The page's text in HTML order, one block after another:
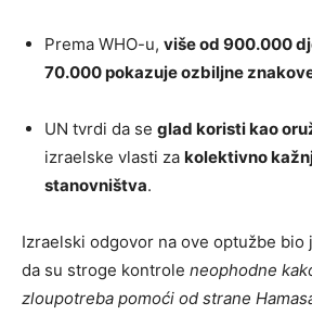
Prema WHO-u, više od 900.000
70.000 pokazuje ozbiljne
UN tvrdi da se glad koristi kao
izraelske vlasti za kolektivno
stanovništva.
Izraelski odgovor na ove optužbe bio
da su stroge kontrole neophodne
zloupotreba pomoći od strane